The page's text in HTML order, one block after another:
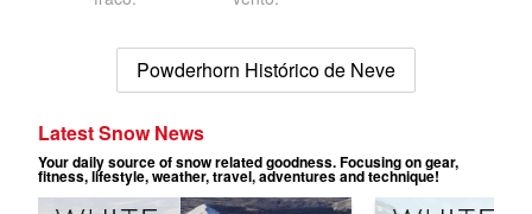
Powderhorn Histórico de Neve